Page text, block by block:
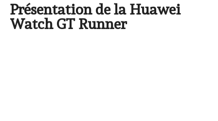
Présentation de la Huawei
Watch GT Runner